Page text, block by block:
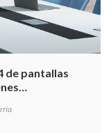
de pantallas